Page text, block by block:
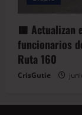
🟥 Actualizan
funcionarios
Ruta 160
CrisGutie